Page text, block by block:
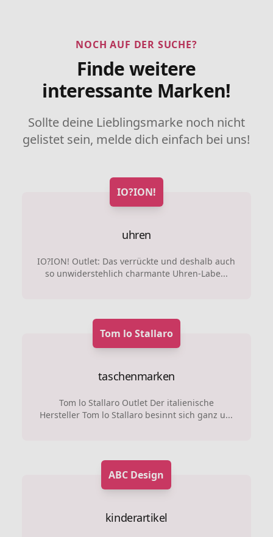
NOCH AUF DER SUCHE?
Finde weitere
interessante Marken!
Sollte deine Lieblingsmarke noch nicht
gelistet sein, melde dich einfach bei uns!
IO?ION!
uhren
IO?ION! Outlet: Das verrückte und deshalb auch
so unwiderstehlich charmante Uhren-Labe...
Tom lo Stallaro
taschenmarken
Tom lo Stallaro Outlet Der italienische
Hersteller Tom lo Stallaro besinnt sich ganz u...
ABC Design
kinderartikel